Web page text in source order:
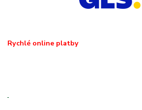
Rychlé online platby